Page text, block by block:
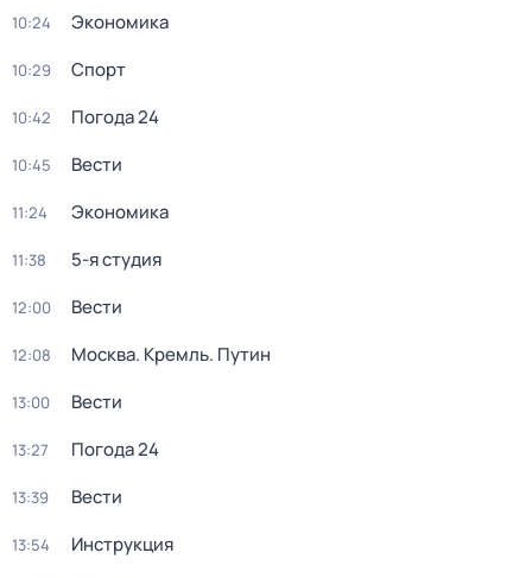
10:24 Экономика
10:29 Спорт
10:42 Погода 24
10:45 Вести
11:24 Экономика
11:38 5-я студия
12:00 Вести
12:08 Москва. Кремль. Путин
13:00 Вести
13:27 Погода 24
13:39 Вести
13:54 Инструкция